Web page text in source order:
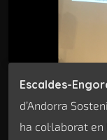
Escaldes-
d’Andorra
ha col·laborat